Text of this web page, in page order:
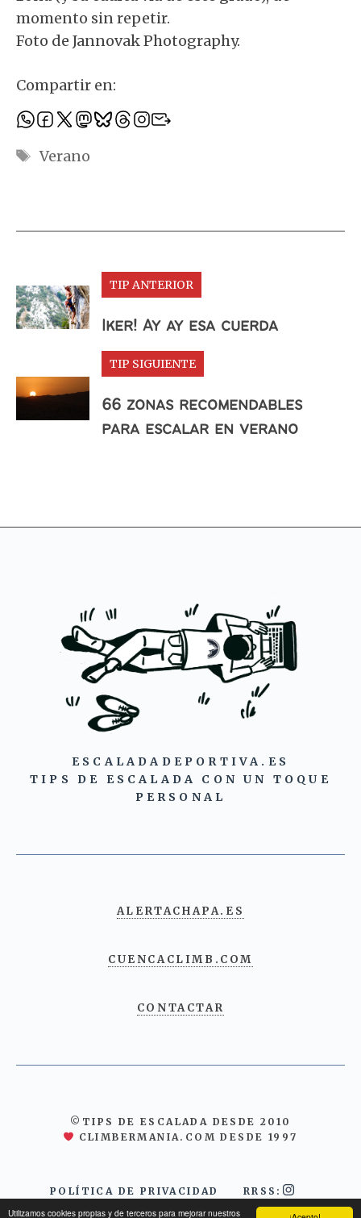
Utilizamos cookies propias y de terceros para mejorar nuestros
momento sin repetir.
Foto de Jannovak Photography.
Compartir en:
Etiquetas
Verano
TIP ANTERIOR
Iker! Ay ay esa cuerda
TIP SIGUIENTE
66 zonas recomendables
para escalar en verano
ESCALADADEPORTIVA.ES
TIPS DE ESCALADA CON UN TOQUE
PERSONAL
ALERTACHAPA.ES
CUENCACLIMB.COM
CONTACTAR
©TIPS DE ESCALADA DESDE 2010
CLIMBERMANIA.COM DESDE 1997
POLÍTICA DE PRIVACIDAD RRSS: